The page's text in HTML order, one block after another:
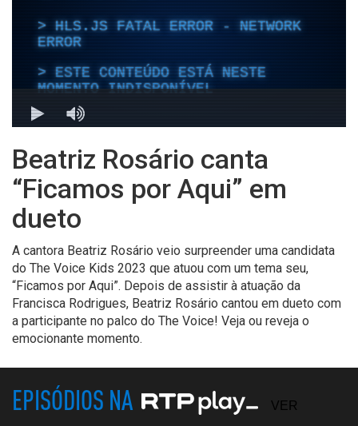
Beatriz Rosário canta
“Ficamos por Aqui” em
dueto
A cantora Beatriz Rosário veio surpreender uma candidata
do The Voice Kids 2023 que atuou com um tema seu,
“Ficamos por Aqui”. Depois de assistir à atuação da
Francisca Rodrigues, Beatriz Rosário cantou em dueto com
a participante no palco do The Voice! Veja ou reveja o
emocionante momento.
EPISÓDIOS NA VER